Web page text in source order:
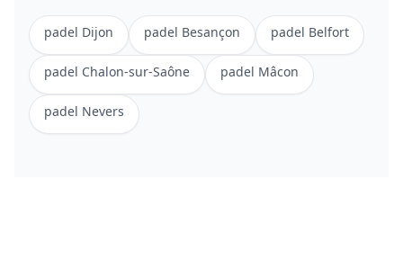
padel Dijon padel Besançon padel Belfort
padel Chalon-sur-Saône padel Mâcon
padel Nevers